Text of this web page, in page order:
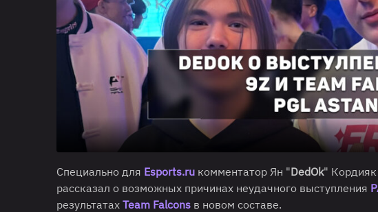
Специально для Esports.ru комментатор Ян "DedOk" Кордияк
рассказал о возможных причинах неудачного выступления
результатах Team Falcons в новом составе.